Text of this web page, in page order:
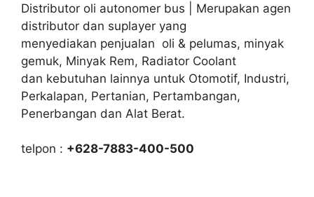
Distributor oli autonomer bus | Merupakan agen
distributor dan suplayer yang
menyediakan penjualan oli & pelumas, minyak
gemuk, Minyak Rem, Radiator Coolant
dan kebutuhan lainnya untuk Otomotif, Industri,
Perkalapan, Pertanian, Pertambangan,
Penerbangan dan Alat Berat.
telpon : +628-7883-400-500